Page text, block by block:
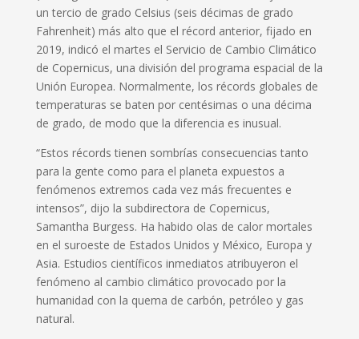
un tercio de grado Celsius (seis décimas de grado
Fahrenheit) más alto que el récord anterior, fijado en
2019, indicó el martes el Servicio de Cambio Climático
de Copernicus, una división del programa espacial de la
Unión Europea. Normalmente, los récords globales de
temperaturas se baten por centésimas o una décima
de grado, de modo que la diferencia es inusual.
“Estos récords tienen sombrías consecuencias tanto
para la gente como para el planeta expuestos a
fenómenos extremos cada vez más frecuentes e
intensos”, dijo la subdirectora de Copernicus,
Samantha Burgess. Ha habido olas de calor mortales
en el suroeste de Estados Unidos y México, Europa y
Asia. Estudios científicos inmediatos atribuyeron el
fenómeno al cambio climático provocado por la
humanidad con la quema de carbón, petróleo y gas
natural.